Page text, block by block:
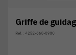
Griffe de
Réf. : 4252-660-0900